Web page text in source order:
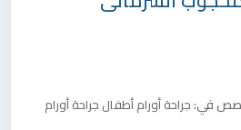
في:جراحة أورام أطفال جراحة أورام